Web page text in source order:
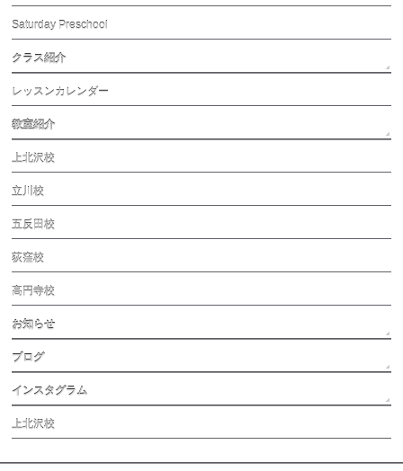
Saturday Preschool
クラス紹介
レッスンカレンダー
教室紹介
上北沢校
立川校
五反田校
荻窪校
高円寺校
お知らせ
ブログ
インスタグラム
上北沢校